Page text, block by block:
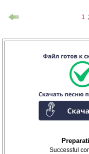
1
Successful